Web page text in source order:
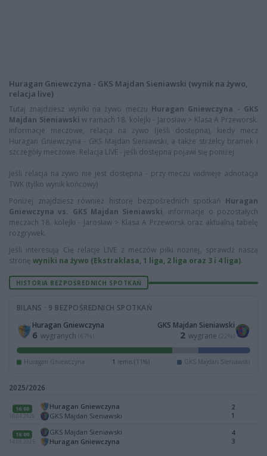
Huragan Gniewczyna - GKS Majdan Sieniawski (wynik na żywo,
relacja live)
Tutaj znajdziesz wyniki na żywo meczu Huragan Gniewczyna - GKS
Majdan Sieniawski w ramach 18. kolejki - Jarosław > Klasa A Przeworsk.
Informacje meczowe, relacja na żywo (jeśli dostępna), kiedy mecz
Huragan Gniewczyna - GKS Majdan Sieniawski, a także strzelcy bramek i
szczegóły meczowe. Relacja LIVE - jeśli dostępna pojawi się poniżej.
Jeśli relacja na żywo nie jest dostępna - przy meczu widnieje adnotacja
TWK (tylko wynik końcowy)
Poniżej znajdziesz również historę bezpośrednich spotkań Huragan
Gniewczyna vs. GKS Majdan Sieniawski, informacje o pozostałych
meczach 18. kolejki - Jarosław > Klasa A Przeworsk oraz aktualną tabelę
rozgrywek.
Jeśli interesują Cię relacje LIVE z meczów piłki nożnej, sprawdź naszą
stronę wyniki na żywo (Ekstraklasa, 1 liga, 2 liga oraz 3 i 4 liga).
HISTORIA BEZPOŚREDNICH SPOTKAŃ
BILANS · 9 BEZPOŚREDNICH SPOTKAŃ
Huragan Gniewczyna
6 wygranych (67%)
GKS Majdan Sieniawski
2 wygrane (22%)
Huragan Gniewczyna 1 remis (11%) GKS Majdan Sieniawski
2025/2026
16:00
18.04.2026
Huragan Gniewczyna
GKS Majdan Sieniawski
2
1
16:00
14.09.2025
GKS Majdan Sieniawski
Huragan Gniewczyna
4
3